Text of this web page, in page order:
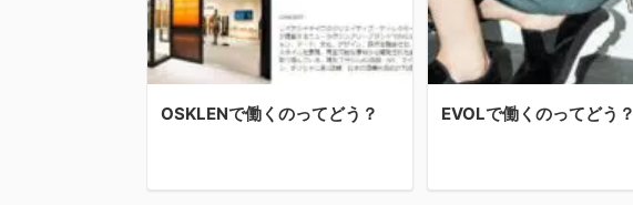
OSKLENで働くのってどう？ EVOLで働くのってどう？